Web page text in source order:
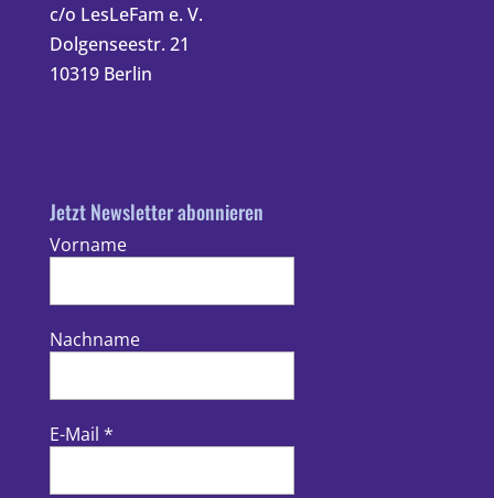
c/o LesLeFam e. V.
Dolgenseestr. 21
10319 Berlin
Jetzt Newsletter abonnieren
Vorname
Nachname
E-Mail *